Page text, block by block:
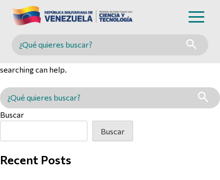
Buscar en MINCYT
searching can help.
Buscar en MINCYT
Buscar
Buscar
Recent Posts